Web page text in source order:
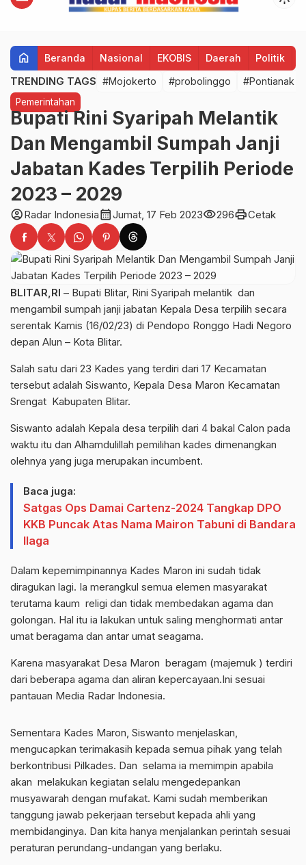
home Beranda Nasional EKOBIS Daerah Politik
TRENDING TAGS #Mojokerto #probolinggo #Pontianak
Pemerintahan
Bupati Rini Syaripah Melantik
Dan Mengambil Sumpah Janji
Jabatan Kades Terpilih Periode
2023 – 2029
account_circleRadar Indonesiacalendar_monthJumat, 17 Feb 2023visibility296printCetak
BLITAR,RI – Bupati Blitar, Rini Syaripah melantik dan
mengambil sumpah janji jabatan Kepala Desa terpilih secara
serentak Kamis (16/02/23) di Pendopo Ronggo Hadi Negoro
depan Alun – Kota Blitar.
Salah satu dari 23 Kades yang terdiri dari 17 Kecamatan
tersebut adalah Siswanto, Kepala Desa Maron Kecamatan
Srengat Kabupaten Blitar.
Siswanto adalah Kepala desa terpilih dari 4 bakal Calon pada
waktu itu dan Alhamdulillah pemilihan kades dimenangkan
olehnya yang juga merupakan incumbent.
Baca juga:
Satgas Ops Damai Cartenz-2024 Tangkap DPO
KKB Puncak Atas Nama Mairon Tabuni di Bandara
Ilaga
Dalam kepemimpinannya Kades Maron ini sudah tidak
diragukan lagi. Ia merangkul semua elemen masyarakat
terutama kaum religi dan tidak membedakan agama dan
golongan. Hal itu ia lakukan untuk saling menghormati antar
umat beragama dan antar umat seagama.
Karena masyarakat Desa Maron beragam (majemuk ) terdiri
dari beberapa agama dan aliran kepercayaan.Ini sesuai
pantauan Media Radar Indonesia.
Sementara Kades Maron, Siswanto menjelaskan,
mengucapkan terimakasih kepada semua pihak yang telah
berkontribusi Pilkades. Dan selama ia memimpin apabila
akan melakukan kegiatan selalu mengedepankan
musyawarah dengan mufakat. Kami sudah memberikan
tanggung jawab pekerjaan tersebut kepada ahli yang
membidanginya. Dan kita hanya menjalankan perintah sesuai
peraturan perundang-undangan yang berlaku.